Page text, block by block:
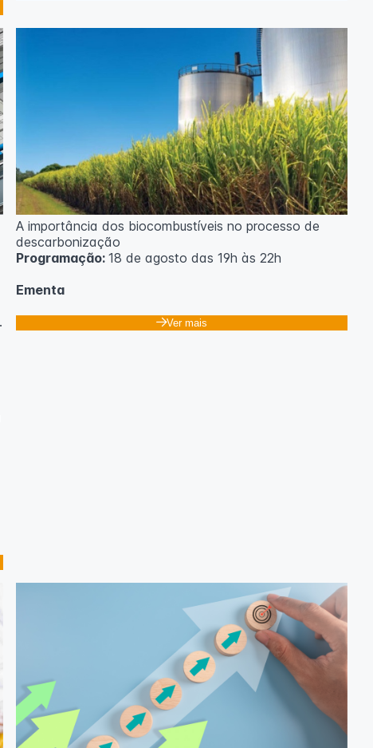
A importância dos biocombustíveis no processo de
descarbonização
Programação: 18 de agosto das 19h às 22h
Ementa
Classificação dos biocombustíveis. Culturas para
O curso pode sofrer alteração de dados e horário e os
inscritos serão avisados ​​antecipadamente.
O IPETEC reserva-se o direito de não realizar o curso
caso não atinja o número mínimo de 20 inscritos.
Professora:Rosana Ravaglia
Ver mais